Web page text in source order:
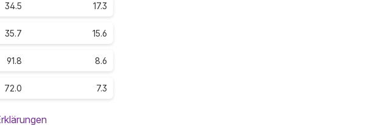
34.5 17.3
35.7 15.6
91.8 8.6
72.0 7.3